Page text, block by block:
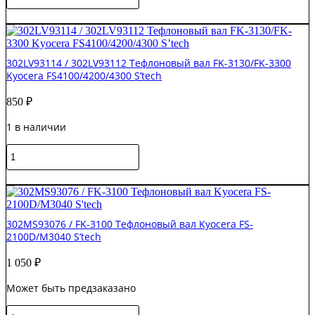
(FK-
170/FK-
150)
Тефлоновый
вал
Kyocera
1030
302LV93114 / 302LV93112 Тефлоновый вал FK-3130/FK-3300
Kyocera FS4100/4200/4300 S’tech
850 ₽
1 в наличии
Количество
товара
/
302LV93112
Тефлоновый
вал
FK-
3300
FS4100/4200/4300
302MS93076 / FK-3100 Тефлоновый вал Kyocera FS-
2100D/M3040 S’tech
1 050 ₽
Может быть предзаказано
Количество